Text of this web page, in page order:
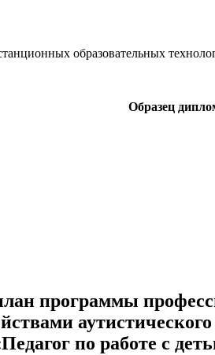
образовательных
Образец
программы
по работе с